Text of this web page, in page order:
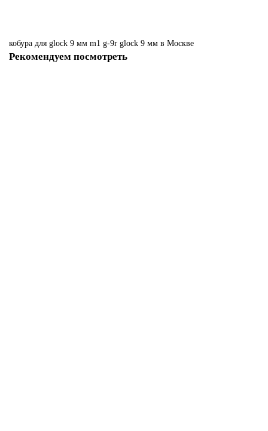
кобура для glock 9 мм m1 g-9r glock 9 мм в Москве
Рекомендуем посмотреть